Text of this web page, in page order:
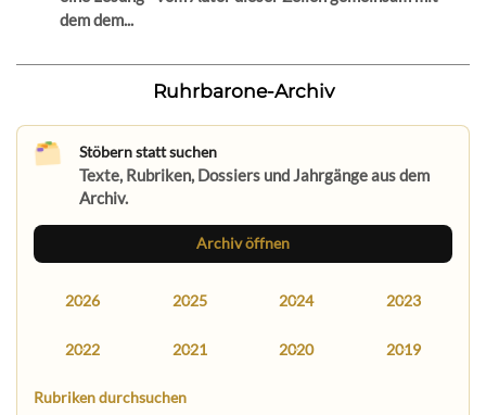
dem dem...
Ruhrbarone-Archiv
Stöbern statt suchen
Texte, Rubriken, Dossiers und Jahrgänge aus dem
Archiv.
Archiv öffnen
2026 2025 2024 2023
2022 2021 2020 2019
Rubriken durchsuchen